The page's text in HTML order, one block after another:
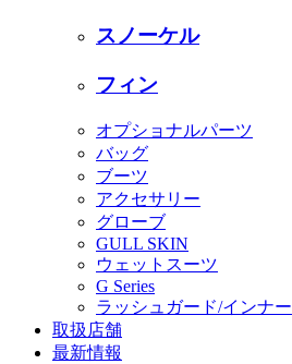
スノーケル
フィン
オプショナルパーツ
バッグ
ブーツ
アクセサリー
グローブ
GULL SKIN
ウェットスーツ
G Series
ラッシュガード/インナー
取扱店舗
最新情報